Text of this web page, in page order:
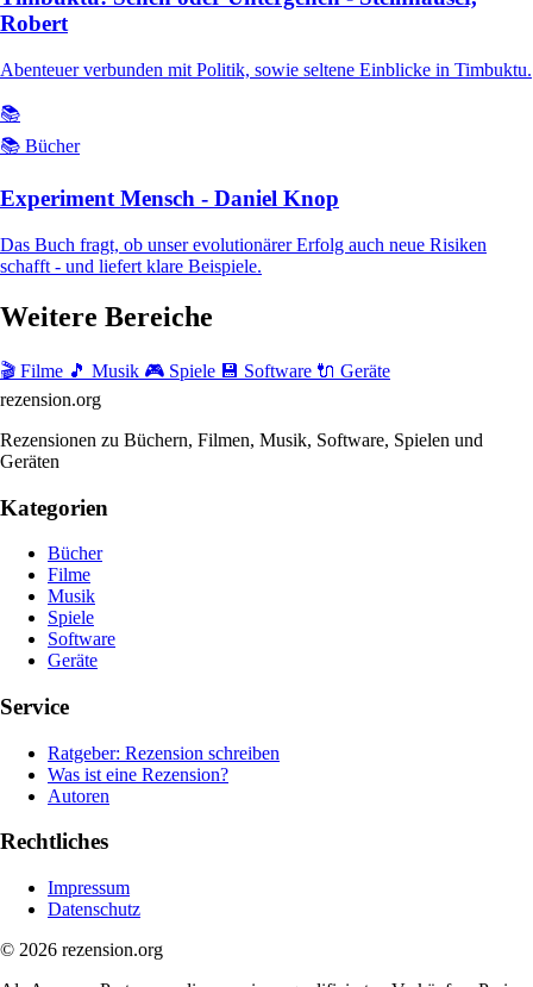
Robert
Abenteuer verbunden mit Politik, sowie seltene Einblicke in Timbuktu.
📚
📚 Bücher
Experiment Mensch - Daniel Knop
Das Buch fragt, ob unser evolutionärer Erfolg auch neue Risiken
schafft - und liefert klare Beispiele.
Weitere Bereiche
🎬 Filme 🎵 Musik 🎮 Spiele 💾 Software 🔌 Geräte
rezension.org
Rezensionen zu Büchern, Filmen, Musik, Software, Spielen und
Geräten
Kategorien
Bücher
Filme
Musik
Spiele
Software
Geräte
Service
Ratgeber: Rezension schreiben
Was ist eine Rezension?
Autoren
Rechtliches
Impressum
Datenschutz
© 2026 rezension.org